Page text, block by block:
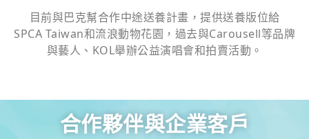
目前與巴克幫合作中途送養計畫，提供送養版位給
SPCA Taiwan和流浪動物花園，過去與Carousell等品牌
與藝人、KOL舉辦公益演唱會和拍賣活動。
合作夥伴與企業客戶